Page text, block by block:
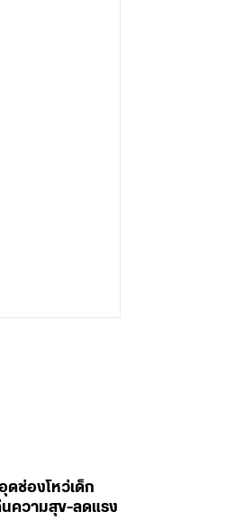
ดช่องโหว่เด็ก
นความสุข-ลดแรง